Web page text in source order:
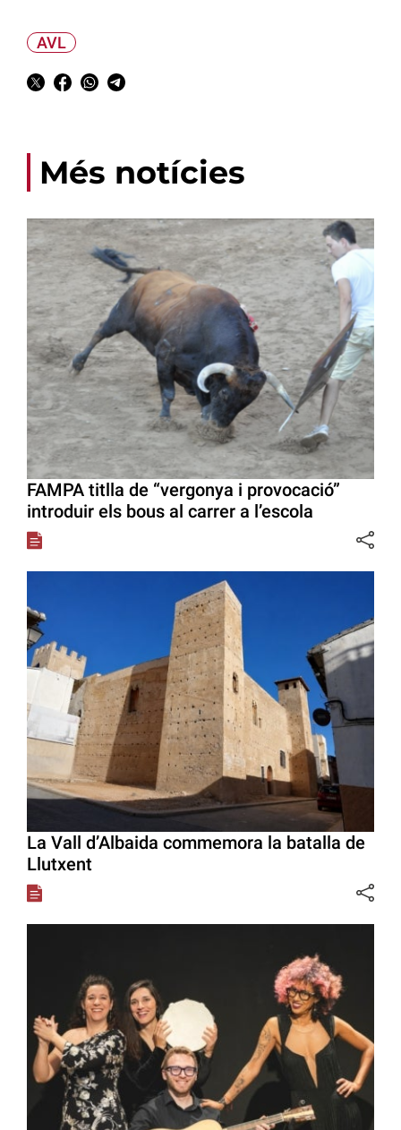
AVL
Més notícies
FAMPA titlla de “vergonya i provocació”
introduir els bous al carrer a l’escola
La Vall d’Albaida commemora la batalla de
Llutxent